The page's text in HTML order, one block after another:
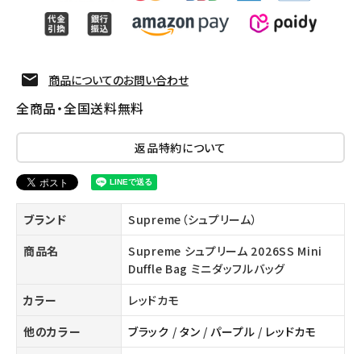
商品についてのお問い合わせ
全商品・全国送料無料
返品特約について
ブランド
Supreme（シュプリーム）
商品名
Supreme シュプリーム 2026SS Mini
Duffle Bag ミニダッフルバッグ
カラー
レッドカモ
他のカラー
ブラック / タン /パープル / レッドカモ